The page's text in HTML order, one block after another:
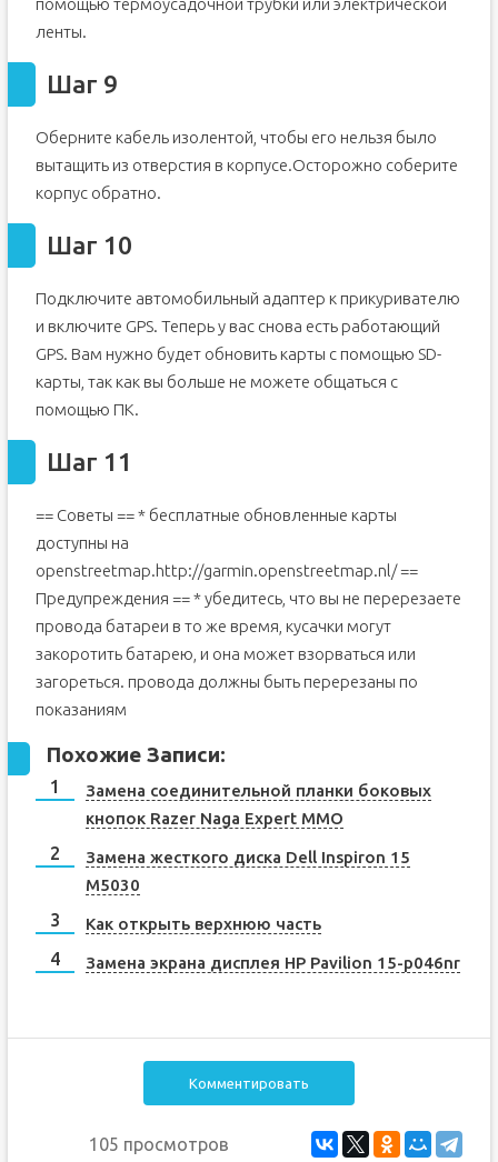
помощью термоусадочной трубки или электрической
ленты.
Шаг 9
Оберните кабель изолентой, чтобы его нельзя было
вытащить из отверстия в корпусе.Осторожно соберите
корпус обратно.
Шаг 10
Подключите автомобильный адаптер к прикуривателю
и включите GPS. Теперь у вас снова есть работающий
GPS. Вам нужно будет обновить карты с помощью SD-
карты, так как вы больше не можете общаться с
помощью ПК.
Шаг 11
== Советы == * бесплатные обновленные карты
доступны на
openstreetmap.http://garmin.openstreetmap.nl/ ==
Предупреждения == * убедитесь, что вы не перерезаете
провода батареи в то же время, кусачки могут
закоротить батарею, и она может взорваться или
загореться. провода должны быть перерезаны по
показаниям
Похожие Записи:
Замена соединительной планки боковых
кнопок Razer Naga Expert MMO
Замена жесткого диска Dell Inspiron 15
M5030
Как открыть верхнюю часть
Замена экрана дисплея HP Pavilion 15-p046nr
Комментировать
105 просмотров